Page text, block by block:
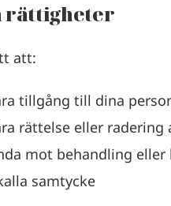
rättigheter
att:
tillgång till dina
rättelse eller radering
mot behandling eller
samtycke